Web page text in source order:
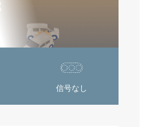
信号なし